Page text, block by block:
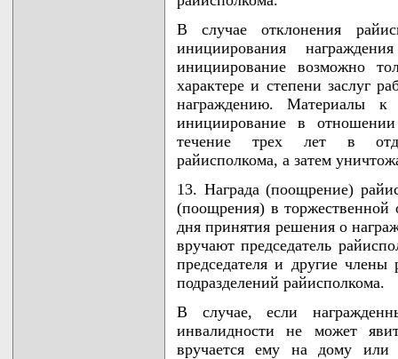
В случае отклонения
инициирования
инициирование возможно
характере и степени заслуг
награждению. Материалы к
инициирование в
течение трех лет в
райисполкома, а затем
13. Награда (поощрение)
(поощрения) в торжественной
дня принятия решения о
вручают председатель
председателя и другие члены
подразделений райисполкома.
В случае, если
инвалидности не может
вручается ему на дому или